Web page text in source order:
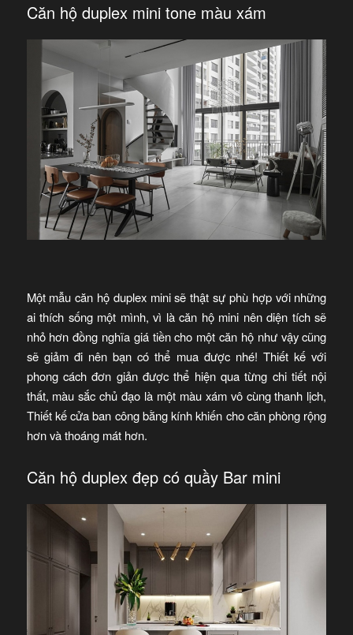
Căn hộ duplex mini tone màu xám
Một mẫu căn hộ duplex mini sẽ thật sự phù hợp với những
ai thích sống một mình, vì là căn hộ mini nên diện tích sẽ
nhỏ hơn đồng nghĩa giá tiền cho một căn hộ như vậy cũng
sẽ giảm đi nên bạn có thể mua được nhé! Thiết kế với
phong cách đơn giản được thể hiện qua từng chi tiết nội
thất, màu sắc chủ đạo là một màu xám vô cùng thanh lịch,
Thiết kế cửa ban công bằng kính khiến cho căn phòng rộng
hơn và thoáng mát hơn.
Căn hộ duplex đẹp có quầy Bar mini